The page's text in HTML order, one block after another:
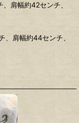
肩幅約42センチ、
肩幅約44センチ、